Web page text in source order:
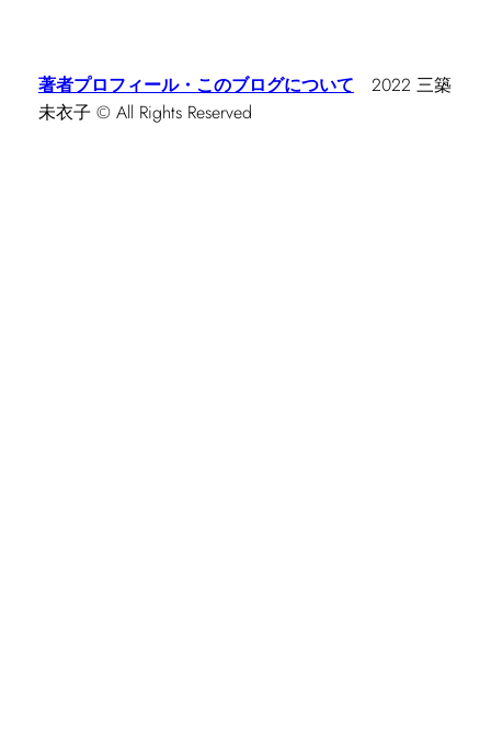
著者プロフィール・このブログについて 2022 三築
未衣子 © All Rights Reserved